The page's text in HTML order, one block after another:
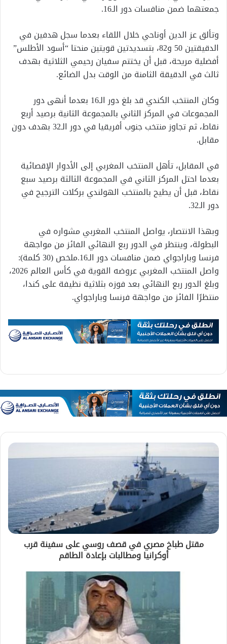
جمعتهما ضمن منافسات دور الـ16.
وتألق عز الدين أوناحي خلال اللقاء بعدما سجل هدفين في
الدقيقتين 50 و82، بتسديدتين قويتين منحتا “أسود الأطلس”
أفضلية مريحة، قبل أن يختتم سفيان رحيمي الثلاثية بهدف
ثالث في الدقيقة الثامنة من الوقت بدل الضائع.
وكان المنتخب الكندي قد بلغ دور الـ16 بعدما أنهى دور
المجموعات في المركز الثاني بالمجموعة الثانية برصيد أربع
نقاط، ثم تجاوز منتخب جنوب أفريقيا في دور الـ32 بهدف دون
مقابل.
في المقابل، تأهل المنتخب المغربي إلى الأدوار الإقصائية
بعدما احتل المركز الثاني في المجموعة الثالثة برصيد سبع
نقاط، قبل أن يطيح بالمنتخب الهولندي بركلات الترجيح في
دور الـ32.
وبهذا الانتصار، يواصل المنتخب المغربي مشواره في
البطولة، وينتظر في الدور ربع النهائي الفائز من مواجهة
فرنسا وباراجواي ضمن منافسات دور الـ16.ملخص (30 كلمة):
واصل المنتخب المغربي عروضه القوية في كأس العالم 2026،
وبلغ الدور ربع النهائي بعد فوزه بثلاثية نظيفة على كندا،
منتظرًا الفائز من مواجهة فرنسا وباراجواي.
مقتل طباخ مصري في قصف روسي على سفينة قرب
أوكرانيا ومطالبات بإعادة الطاقم